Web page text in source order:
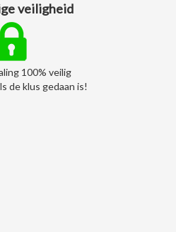
veiligheid
100% veilig
de klus gedaan is!